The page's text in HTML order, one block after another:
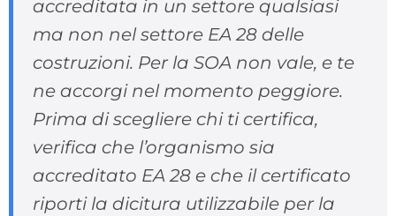
accreditata in un settore qualsiasi
ma non nel settore EA 28 delle
costruzioni. Per la SOA non vale, e te
ne accorgi nel momento peggiore.
Prima di scegliere chi ti certifica,
verifica che l’organismo sia
accreditato EA 28 e che il certificato
riporti la dicitura utilizzabile per la